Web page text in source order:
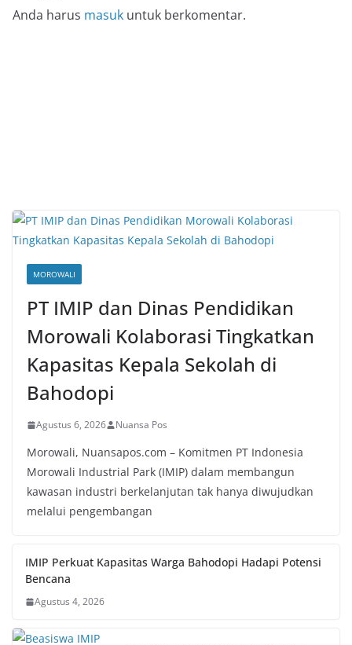
Anda harus masuk untuk berkomentar.
MOROWALI
PT IMIP dan Dinas Pendidikan
Morowali Kolaborasi Tingkatkan
Kapasitas Kepala Sekolah di
Bahodopi
Agustus 6, 2026 Nuansa Pos
Morowali, Nuansapos.com – Komitmen PT Indonesia
Morowali Industrial Park (IMIP) dalam membangun
kawasan industri berkelanjutan tak hanya diwujudkan
melalui pengembangan
IMIP Perkuat Kapasitas Warga Bahodopi Hadapi Potensi
Bencana
Agustus 4, 2026